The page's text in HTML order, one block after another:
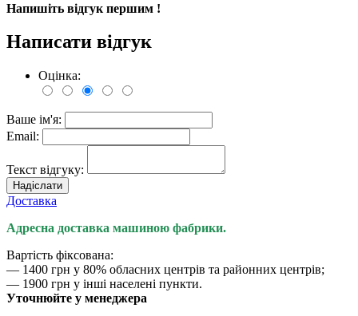
Напишіть відгук першим !
Написати відгук
Оцінка:
Ваше ім'я:
Email:
Текст відгуку:
Надіслати
Доставка
Адресна доставка машиною фабрики.
Вартість фіксована:
— 1400 грн у 80% обласних центрів та районних центрів;
— 1900 грн у інші населені пункти.
Уточнюйте у менеджера